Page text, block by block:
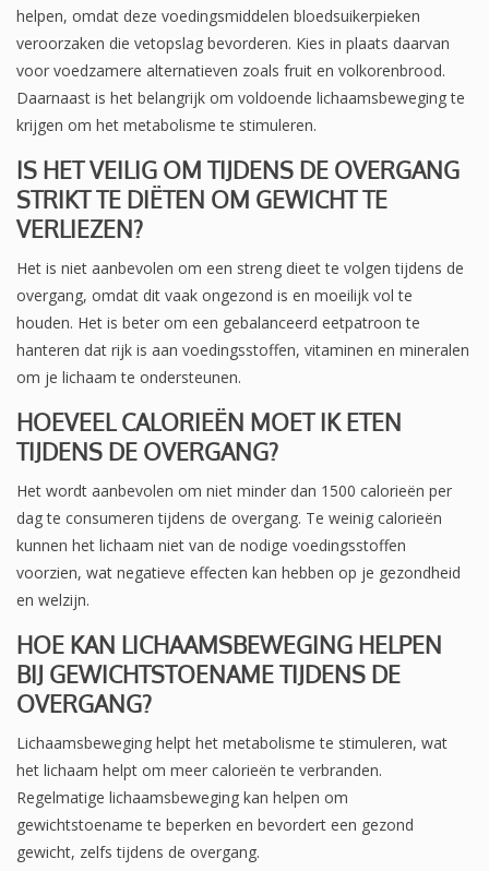
helpen, omdat deze voedingsmiddelen bloedsuikerpieken
veroorzaken die vetopslag bevorderen. Kies in plaats daarvan
voor voedzamere alternatieven zoals fruit en volkorenbrood.
Daarnaast is het belangrijk om voldoende lichaamsbeweging te
krijgen om het metabolisme te stimuleren.
IS HET VEILIG OM TIJDENS DE OVERGANG
STRIKT TE DIËTEN OM GEWICHT TE
VERLIEZEN?
Het is niet aanbevolen om een streng dieet te volgen tijdens de
overgang, omdat dit vaak ongezond is en moeilijk vol te
houden. Het is beter om een gebalanceerd eetpatroon te
hanteren dat rijk is aan voedingsstoffen, vitaminen en mineralen
om je lichaam te ondersteunen.
HOEVEEL CALORIEËN MOET IK ETEN
TIJDENS DE OVERGANG?
Het wordt aanbevolen om niet minder dan 1500 calorieën per
dag te consumeren tijdens de overgang. Te weinig calorieën
kunnen het lichaam niet van de nodige voedingsstoffen
voorzien, wat negatieve effecten kan hebben op je gezondheid
en welzijn.
HOE KAN LICHAAMSBEWEGING HELPEN
BIJ GEWICHTSTOENAME TIJDENS DE
OVERGANG?
Lichaamsbeweging helpt het metabolisme te stimuleren, wat
het lichaam helpt om meer calorieën te verbranden.
Regelmatige lichaamsbeweging kan helpen om
gewichtstoename te beperken en bevordert een gezond
gewicht, zelfs tijdens de overgang.